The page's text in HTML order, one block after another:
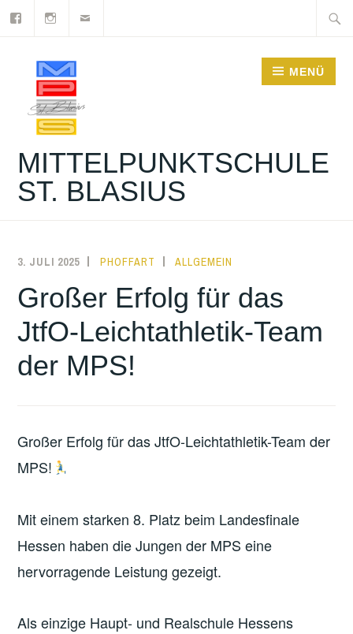
Zum
springen
Suche
MITTELPUNKTSCHULE
ST. BLASIUS
MENÜ
3. JULI 2025 PHOFFART ALLGEMEIN
Großer Erfolg für das
JtfO-Leichtathletik-Team
der MPS!
Großer Erfolg für das JtfO-Leichtathletik-Team der
MPS!
Mit einem starken 8. Platz beim Landesfinale
Hessen haben die Jungen der MPS eine
hervorragende Leistung gezeigt.
Als einzige Haupt- und Realschule Hessens